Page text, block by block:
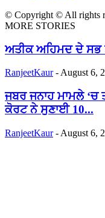
© Copyright © All rights
MORE STORIES
ਅਤੀਕ ਅਹਿਮਦ ਦੇ ਸਭ
RanjeetKaur - August 6,
ਜਬਰ ਜਨਾਹ ਮਾਮਲੇ ‘ਚ
ਕੋਰਟ ਨੇ ਸੁਣਾਈ 10...
RanjeetKaur - August 6,